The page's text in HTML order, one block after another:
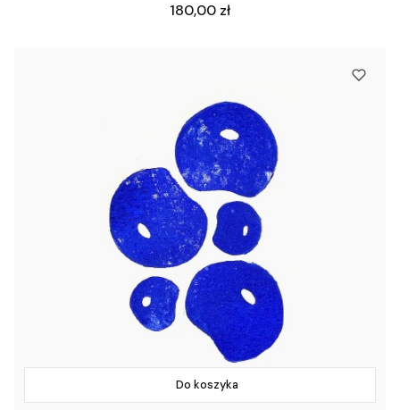
Cena
180,00 zł
Do koszyka